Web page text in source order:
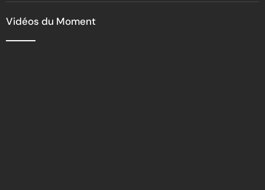
Vidéos du Moment